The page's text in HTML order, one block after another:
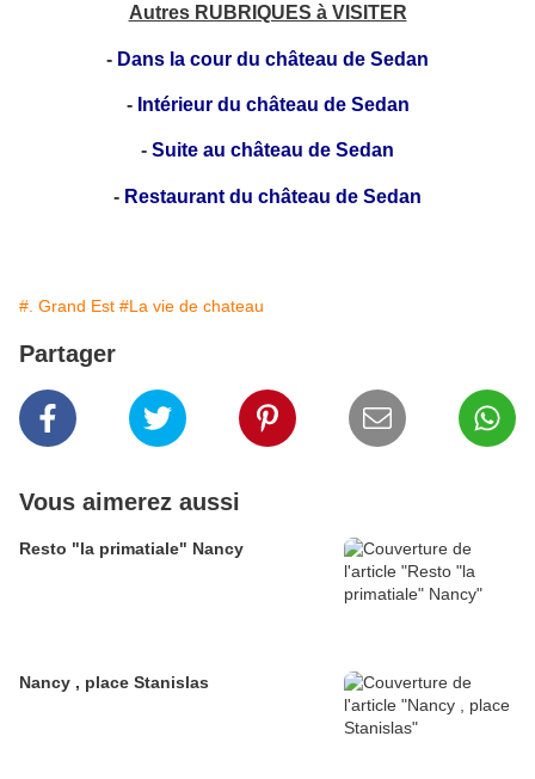
Autres RUBRIQUES à VISITER
- Dans la cour du château de Sedan
- Intérieur du château de Sedan
- Suite au château de Sedan
- Restaurant du château de Sedan
#. Grand Est #La vie de chateau
Partager
Vous aimerez aussi
Resto "la primatiale" Nancy
Nancy , place Stanislas